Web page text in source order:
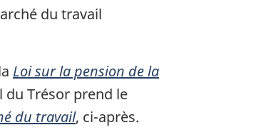
du travail
Loi sur la pension de la
du Trésor prend le
du travail, ci-après.